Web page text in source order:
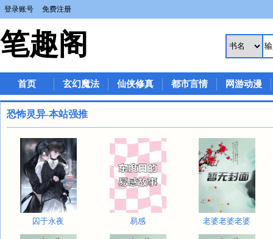
登录账号 免费注册
笔趣阁
首页 玄幻魔法 仙侠修真 都市言情 网游动漫
恐怖灵异-本站强推
囚于永夜 易感 老婆老婆老婆